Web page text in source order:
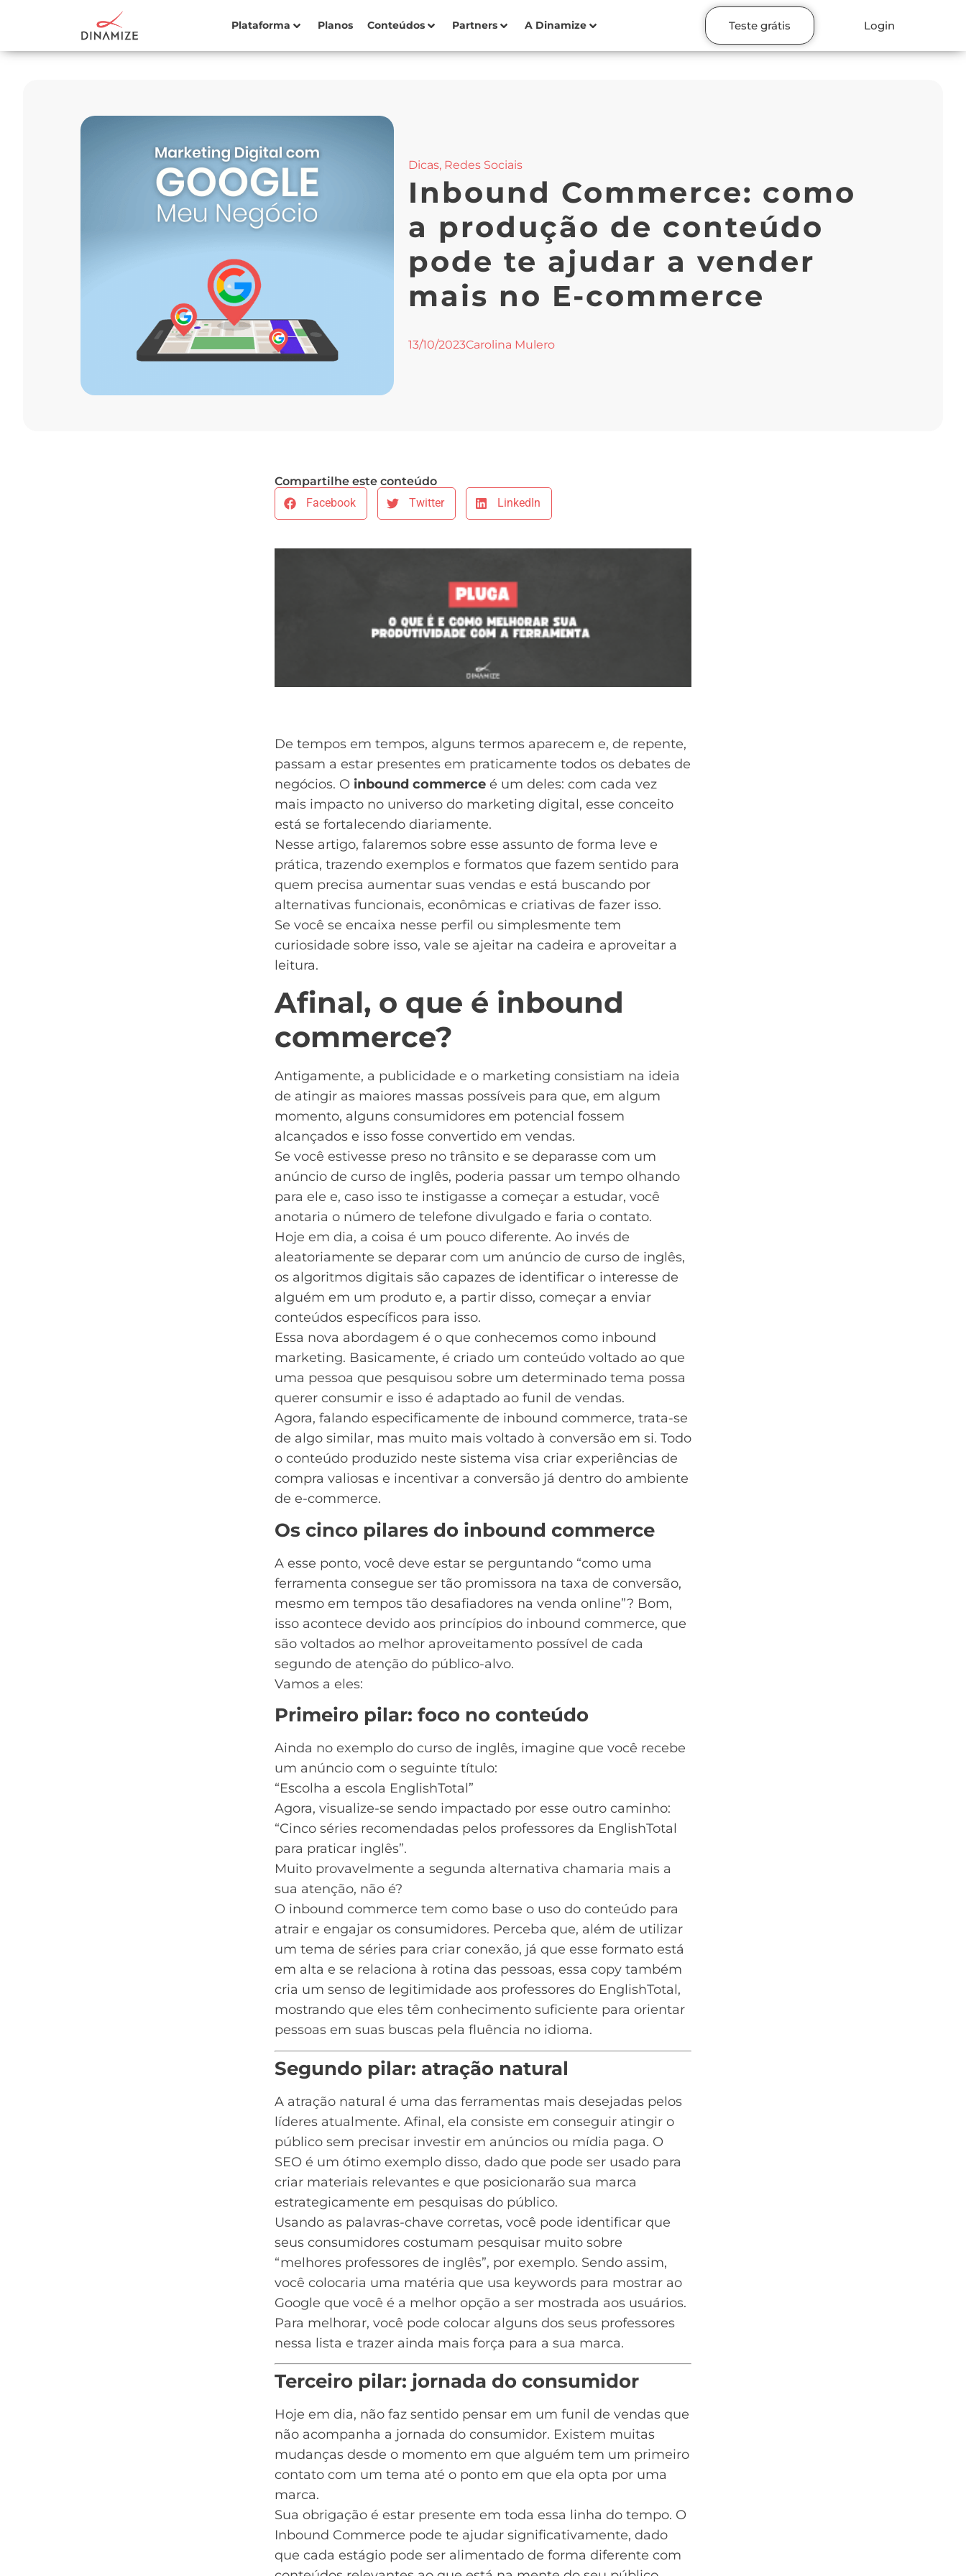
Plataforma Planos Conteúdos Partners A Dinamize Teste grátis Login
Dicas, Redes Sociais
Inbound Commerce: como
a produção de conteúdo
pode te ajudar a vender
mais no E-commerce
13/10/2023Carolina Mulero
Compartilhe este conteúdo
Facebook
Twitter LinkedIn
De tempos em tempos, alguns termos aparecem e, de repente,
passam a estar presentes em praticamente todos os debates de
negócios. O inbound commerce é um deles: com cada vez
mais impacto no universo do marketing digital, esse conceito
está se fortalecendo diariamente.
Nesse artigo, falaremos sobre esse assunto de forma leve e
prática, trazendo exemplos e formatos que fazem sentido para
quem precisa aumentar suas vendas e está buscando por
alternativas funcionais, econômicas e criativas de fazer isso.
Se você se encaixa nesse perfil ou simplesmente tem
curiosidade sobre isso, vale se ajeitar na cadeira e aproveitar a
leitura.
Afinal, o que é inbound
commerce?
Antigamente, a publicidade e o marketing consistiam na ideia
de atingir as maiores massas possíveis para que, em algum
momento, alguns consumidores em potencial fossem
alcançados e isso fosse convertido em vendas.
Se você estivesse preso no trânsito e se deparasse com um
anúncio de curso de inglês, poderia passar um tempo olhando
para ele e, caso isso te instigasse a começar a estudar, você
anotaria o número de telefone divulgado e faria o contato.
Hoje em dia, a coisa é um pouco diferente. Ao invés de
aleatoriamente se deparar com um anúncio de curso de inglês,
os algoritmos digitais são capazes de identificar o interesse de
alguém em um produto e, a partir disso, começar a enviar
conteúdos específicos para isso.
Essa nova abordagem é o que conhecemos como inbound
marketing. Basicamente, é criado um conteúdo voltado ao que
uma pessoa que pesquisou sobre um determinado tema possa
querer consumir e isso é adaptado ao funil de vendas.
Agora, falando especificamente de inbound commerce, trata-se
de algo similar, mas muito mais voltado à conversão em si. Todo
o conteúdo produzido neste sistema visa criar experiências de
compra valiosas e incentivar a conversão já dentro do ambiente
de e-commerce.
Os cinco pilares do inbound commerce
A esse ponto, você deve estar se perguntando “como uma
ferramenta consegue ser tão promissora na taxa de conversão,
mesmo em tempos tão desafiadores na venda online”? Bom,
isso acontece devido aos princípios do inbound commerce, que
são voltados ao melhor aproveitamento possível de cada
segundo de atenção do público-alvo.
Vamos a eles:
Primeiro pilar: foco no conteúdo
Ainda no exemplo do curso de inglês, imagine que você recebe
um anúncio com o seguinte título:
“Escolha a escola EnglishTotal”
Agora, visualize-se sendo impactado por esse outro caminho:
“Cinco séries recomendadas pelos professores da EnglishTotal
para praticar inglês”.
Muito provavelmente a segunda alternativa chamaria mais a
sua atenção, não é?
O inbound commerce tem como base o uso do conteúdo para
atrair e engajar os consumidores. Perceba que, além de utilizar
um tema de séries para criar conexão, já que esse formato está
em alta e se relaciona à rotina das pessoas, essa copy também
cria um senso de legitimidade aos professores do EnglishTotal,
mostrando que eles têm conhecimento suficiente para orientar
pessoas em suas buscas pela fluência no idioma.
Segundo pilar: atração natural
A atração natural é uma das ferramentas mais desejadas pelos
líderes atualmente. Afinal, ela consiste em conseguir atingir o
público sem precisar investir em anúncios ou mídia paga. O
SEO é um ótimo exemplo disso, dado que pode ser usado para
criar materiais relevantes e que posicionarão sua marca
estrategicamente em pesquisas do público.
Usando as palavras-chave corretas, você pode identificar que
seus consumidores costumam pesquisar muito sobre
“melhores professores de inglês”, por exemplo. Sendo assim,
você colocaria uma matéria que usa keywords para mostrar ao
Google que você é a melhor opção a ser mostrada aos usuários.
Para melhorar, você pode colocar alguns dos seus professores
nessa lista e trazer ainda mais força para a sua marca.
Terceiro pilar: jornada do consumidor
Hoje em dia, não faz sentido pensar em um funil de vendas que
não acompanha a jornada do consumidor. Existem muitas
mudanças desde o momento em que alguém tem um primeiro
contato com um tema até o ponto em que ela opta por uma
marca.
Sua obrigação é estar presente em toda essa linha do tempo. O
Inbound Commerce pode te ajudar significativamente, dado
que cada estágio pode ser alimentado de forma diferente com